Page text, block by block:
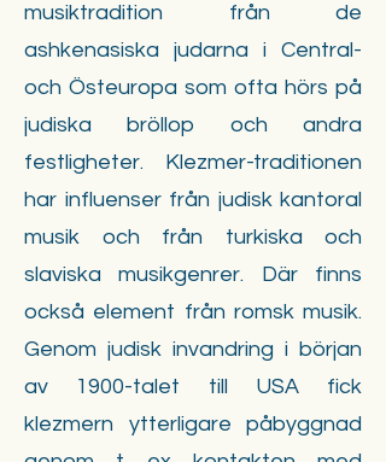
musiktradition från de
ashkenasiska judarna i Central-
och Östeuropa som ofta hörs på
judiska bröllop och andra
festligheter. Klezmer-traditionen
har influenser från judisk kantoral
musik och från turkiska och
slaviska musikgenrer. Där finns
också element från romsk musik.
Genom judisk invandring i början
av 1900-talet till USA fick
klezmern ytterligare påbyggnad